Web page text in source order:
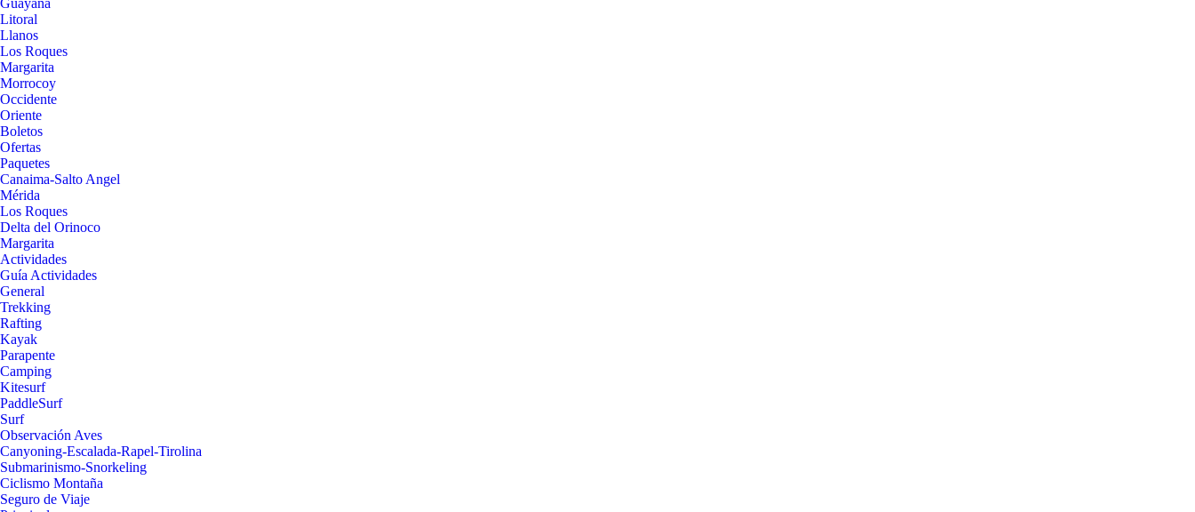
Guayana
Litoral
Llanos
Los Roques
Margarita
Morrocoy
Occidente
Oriente
Boletos
Ofertas
Paquetes
Canaima-Salto Angel
Mérida
Los Roques
Delta del Orinoco
Margarita
Actividades
Guía Actividades
General
Trekking
Rafting
Kayak
Parapente
Camping
Kitesurf
PaddleSurf
Surf
Observación Aves
Canyoning-Escalada-Rapel-Tirolina
Submarinismo-Snorkeling
Ciclismo Montaña
Seguro de Viaje